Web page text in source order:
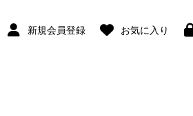
新規会員登録 お気に入り